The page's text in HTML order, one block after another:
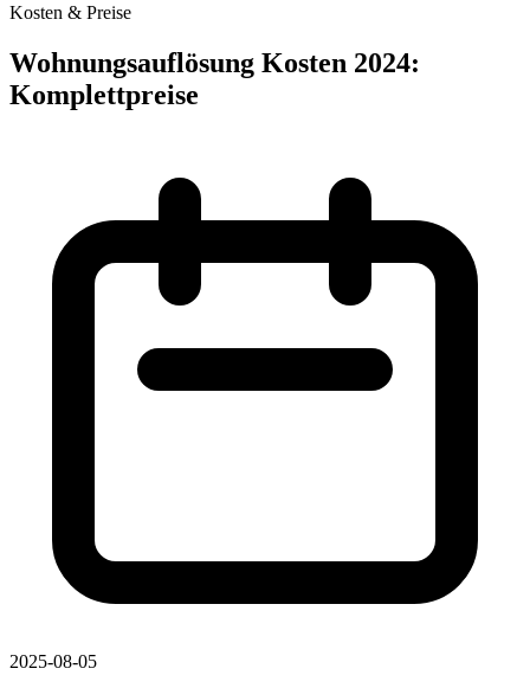
Kosten & Preise
Wohnungsauflösung Kosten 2024:
Komplettpreise
2025-08-05